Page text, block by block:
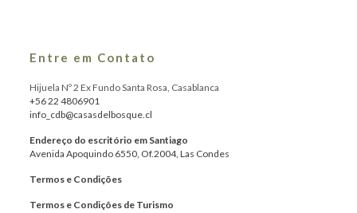
Entre em Contato
Hijuela Nº 2 Ex Fundo Santa Rosa, Casablanca
+56 22 4806901
info_cdb@casasdelbosque.cl
Endereço do escritório em Santiago
Avenida Apoquindo 6550, Of.2004, Las Condes
Termos e Condições
Termos e Condições de Turismo